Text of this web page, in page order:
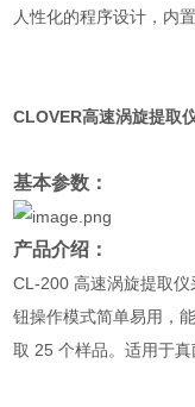
人性化的程序设计，内
CLOVER高速涡旋提取
基本参数：
产品介绍：
CL-200 高速涡旋提取
钮操作模式简单易用，
取 25 个样品。适用于真